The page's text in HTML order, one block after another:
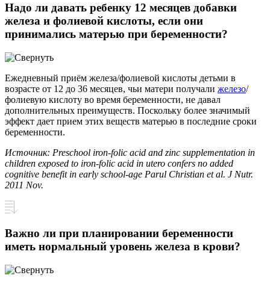
Надо ли давать ребенку 12 месяцев добавки
железа и фолиевой кислоты, если они
принимались матерью при беременности?
Ежедневный приём железа/фолиевой кислоты детьми в
возрасте от 12 до 36 месяцев, чьи матери получали железо/
фолиевую кислоту во время беременности, не давал
дополнительных преимуществ. Поскольку более значимый
эффект дает прием этих веществ матерью в последние сроки
беременности.
Источник: Preschool iron-folic acid and zinc supplementation in
children exposed to iron-folic acid in utero confers no added
cognitive benefit in early school-age Parul Christian et al. J Nutr.
2011 Nov.
Важно ли при планировании беременности
иметь нормальный уровень железа в крови?